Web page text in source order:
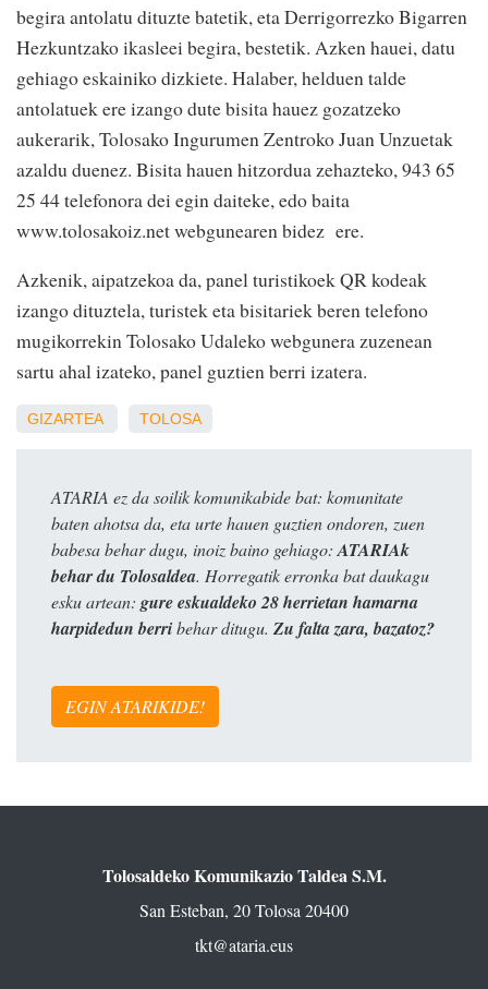
begira antolatu dituzte batetik, eta Derrigorrezko Bigarren
Hezkuntzako ikasleei begira, bestetik. Azken hauei, datu
gehiago eskainiko dizkiete. Halaber, helduen talde
antolatuek ere izango dute bisita hauez gozatzeko
aukerarik, Tolosako Ingurumen Zentroko Juan Unzuetak
azaldu duenez. Bisita hauen hitzordua zehazteko, 943 65
25 44 telefonora dei egin daiteke, edo baita
www.tolosakoiz.net webgunearen bidez ere.
Azkenik, aipatzekoa da, panel turistikoek QR kodeak
izango dituztela, turistek eta bisitariek beren telefono
mugikorrekin Tolosako Udaleko webgunera zuzenean
sartu ahal izateko, panel guztien berri izatera.
GIZARTEA TOLOSA
ATARIA ez da soilik komunikabide bat: komunitate
baten ahotsa da, eta urte hauen guztien ondoren, zuen
babesa behar dugu, inoiz baino gehiago: ATARIAk
behar du Tolosaldea. Horregatik erronka bat daukagu
esku artean: gure eskualdeko 28 herrietan hamarna
harpidedun berribehar ditugu. Zu falta zara, bazatoz?
EGIN ATARIKIDE!
Tolosaldeko Komunikazio Taldea S.M.
San Esteban, 20 Tolosa 20400
tkt@ataria.eus